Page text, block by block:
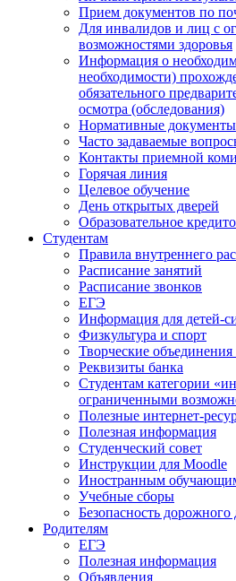
Прием документов по
Для инвалидов и лиц с
возможностями здоровья
Информация о
необходимости)
обязательного
осмотра (обследования)
Нормативные документы
Часто задаваемые
Контакты приемной
Горячая линия
Целевое обучение
День открытых дверей
Образовательное
Студентам
Правила внутреннего
Расписание занятий
Расписание звонков
ЕГЭ
Информация для детей-
Физкультура и спорт
Творческие
Реквизиты банка
Студентам категории
ограниченными
Полезные интернет-
Полезная информация
Студенческий совет
Инструкции для Moodle
Иностранным
Учебные сборы
Безопасность
Родителям
ЕГЭ
Полезная информация
Объявления